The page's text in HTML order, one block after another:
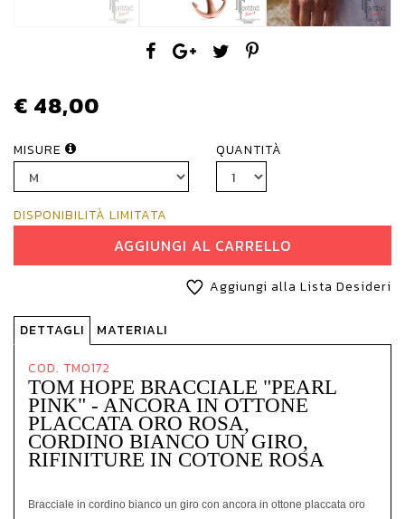
€ 48,00
MISURE QUANTITÀ
DISPONIBILITÀ LIMITATA
AGGIUNGI AL CARRELLO
Aggiungi alla Lista Desideri
DETTAGLI
MATERIALI
COD. TM0172
TOM HOPE BRACCIALE "PEARL
PINK" - ANCORA IN OTTONE
PLACCATA ORO ROSA,
CORDINO BIANCO UN GIRO,
RIFINITURE IN COTONE ROSA
Bracciale in cordino bianco un giro con ancora in ottone placcata oro